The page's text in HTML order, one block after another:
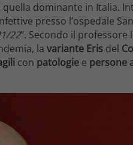
dominante in Italia.
presso l’ospedale
22“. Secondo il professore
la variante Eris del
con patologie e persone